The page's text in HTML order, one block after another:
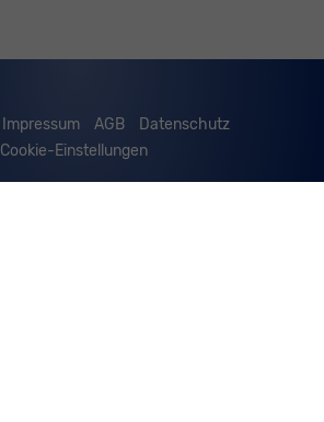
Impressum AGB
Datenschutz
Cookie-Einstellungen